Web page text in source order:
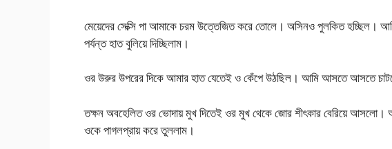
মেয়েদের সেক্সি পা আমাকে চরম উত্তেজিত করে তোলে। অসিনও পুলকিত হচ্ছিল।
পর্যন্ত হাত বুলিয়ে দিচ্ছিলাম।
ওর উরুর উপরের দিকে আমার হাত যেতেই ও কেঁপে উঠছিল। আমি আসতে আসতে
তক্ষন অবহেলিত ওর ভোদায় মুখ দিতেই ওর মুখ থেকে জোর শীৎকার বেরিয়ে আসলো।
ওকে পাগলপ্রায় করে তুললাম।